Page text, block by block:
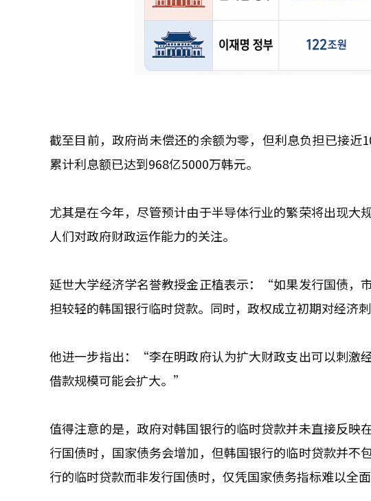
截至目前，政府尚未偿还的余额为零，但利息负担已接
累计利息额已达到968亿5000万韩元。
尤其是在今年，尽管预计由于半导体行业的繁荣将出现大
人们对政府财政运作能力的关注。
延世大学经济学名誉教授金正植表示：“如果发行国债，
担较轻的韩国银行临时贷款。同时，政权成立初期对经济
他进一步指出：“李在明政府认为扩大财政支出可以刺激
借款规模可能会扩大。”
值得注意的是，政府对韩国银行的临时贷款并未直接反映
行国债时，国家债务会增加，但韩国银行的临时贷款并
行的临时贷款而非发行国债时，仅凭国家债务指标难以全